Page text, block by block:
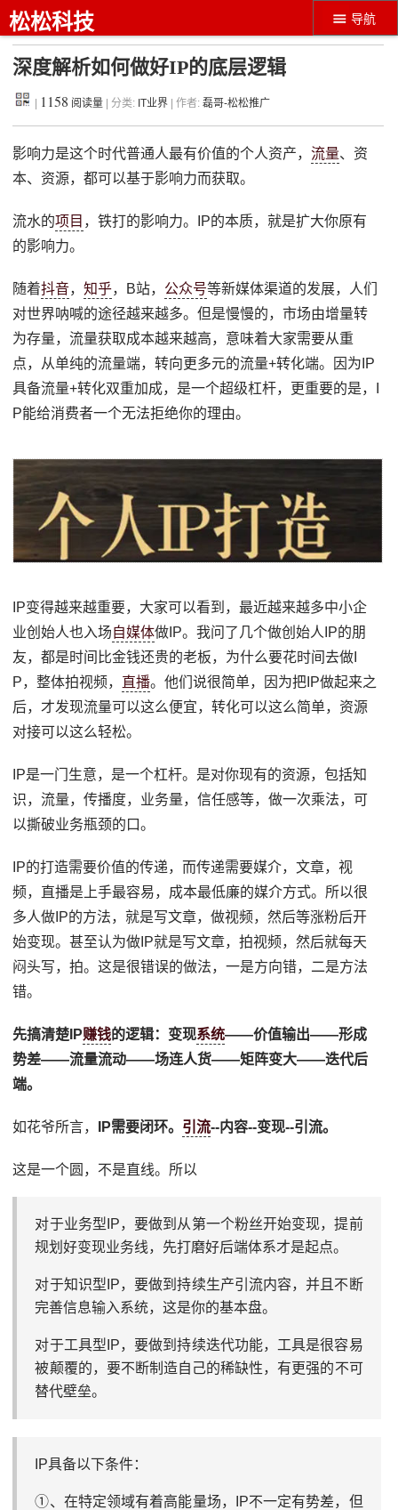
导航
松松科技
深度解析如何做好IP的底层逻辑
1158 阅读量 | 分类: IT业界 | 作者:磊哥-松松推广
影响力是这个时代普通人最有价值的个人资产，流量、资
本、资源，都可以基于影响力而获取。
流水的项目 ，铁打的影响力。IP的本质，就是扩大你原有
的影响力。
随着抖音，知乎，B站， 公众号等新媒体渠道的发展，人们
对世界呐喊的途径越来越多。但是慢慢的，市场由增量转
为存量，流量获取成本越来越高，意味着大家需要从重
点，从单纯的流量端，转向更多元的流量+转化端。因为IP
具备流量+转化双重加成，是一个超级杠杆，更重要的是，I
P能给消费者一个无法拒绝你的理由。
IP变得越来越重要，大家可以看到，最近越来越多中小企
业创始人也入场自媒体做IP。我问了几个做创始人IP的朋
友，都是时间比金钱还贵的老板，为什么要花时间去做I
P，整体拍视频， 直播。他们说很简单，因为把IP做起来之
后，才发现流量可以这么便宜，转化可以这么简单，资源
对接可以这么轻松。
IP是一门生意，是一个杠杆。是对你现有的资源，包括知
识，流量，传播度，业务量，信任感等，做一次乘法，可
以撕破业务瓶颈的口。
IP的打造需要价值的传递，而传递需要媒介，文章，视
频，直播是上手最容易，成本最低廉的媒介方式。所以很
多人做IP的方法，就是写文章，做视频，然后等涨粉后开
始变现。甚至认为做IP就是写文章，拍视频，然后就每天
闷头写，拍。这是很错误的做法，一是方向错，二是方法
错。
先搞清楚IP赚钱的逻辑：变现系统——价值输出——形成
势差——流量流动——场连人货——矩阵变大——迭代后
端。
如花爷所言， IP需要闭环。 引流--内容--变现--引流。
这是一个圆，不是直线。所以
对于业务型IP，要做到从第一个粉丝开始变现，提前
规划好变现业务线，先打磨好后端体系才是起点。
对于知识型IP，要做到持续生产引流内容，并且不断
完善信息输入系统，这是你的基本盘。
对于工具型IP，要做到持续迭代功能，工具是很容易
被颠覆的，要不断制造自己的稀缺性，有更强的不可
替代壁垒。
IP具备以下条件：
①、在特定领域有着高能量场，IP不一定有势差，但